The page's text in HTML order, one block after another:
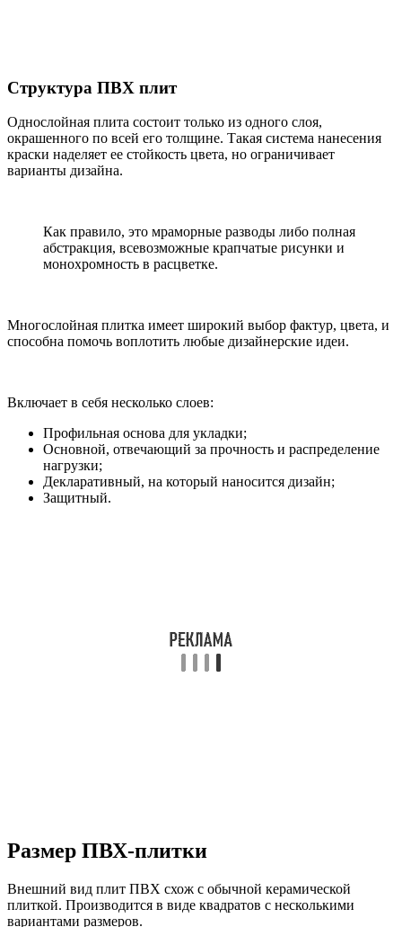
Структура ПВХ плит
Однослойная плита состоит только из одного слоя,
окрашенного по всей его толщине. Такая система нанесения
краски наделяет ее стойкость цвета, но ограничивает
варианты дизайна.
Как правило, это мраморные разводы либо полная
абстракция, всевозможные крапчатые рисунки и
монохромность в расцветке.
Многослойная плитка имеет широкий выбор фактур, цвета, и
способна помочь воплотить любые дизайнерские идеи.
Включает в себя несколько слоев:
Профильная основа для укладки;
Основной, отвечающий за прочность и распределение
нагрузки;
Декларативный, на который наносится дизайн;
Защитный.
Размер ПВХ-плитки
Внешний вид плит ПВХ схож с обычной керамической
плиткой. Производится в виде квадратов с несколькими
вариантами размеров.